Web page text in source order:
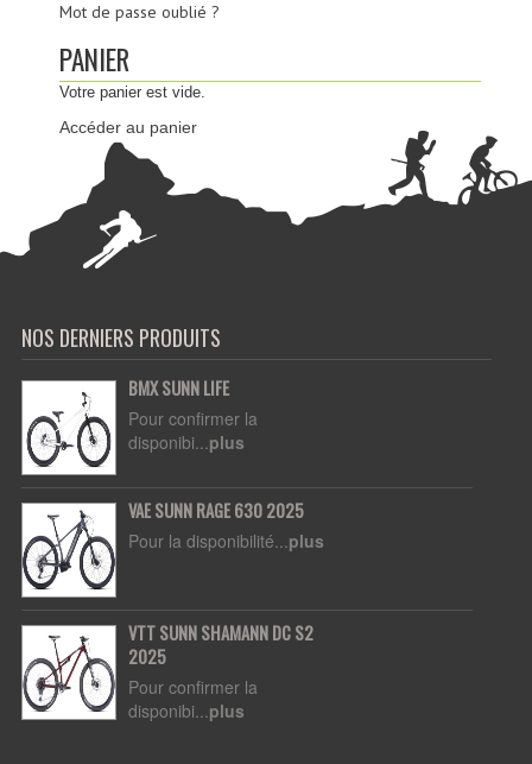
Mot de passe oublié ?
PANIER
Votre panier est vide.
Accéder au panier
NOS DERNIERS PRODUITS
BMX SUNN LIFE
Pour confirmer la
disponibi...plus
VAE SUNN RAGE 630 2025
Pour la disponibilité...plus
VTT SUNN SHAMANN DC S2
2025
Pour confirmer la
disponibi...plus